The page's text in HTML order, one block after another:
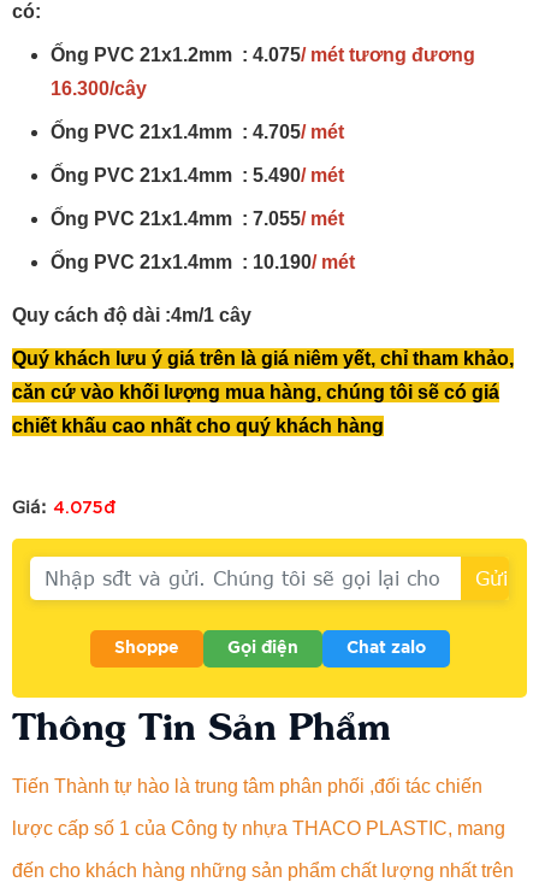
có:
Ống PVC 21x1.2mm : 4.075/ mét tương đương
16.300/cây
Ống PVC 21x1.4mm : 4.705/ mét
Ống PVC 21x1.4mm : 5.490/ mét
Ống PVC 21x1.4mm : 7.055/ mét
Ống PVC 21x1.4mm : 10.190/ mét
Quy cách độ dài :4m/1 cây
Quý khách lưu ý giá trên là giá niêm yết, chỉ tham khảo,
căn cứ vào khối lượng mua hàng, chúng tôi sẽ có giá
chiết khấu cao nhất cho quý khách hàng
Giá: 4.075đ
Shoppe Gọi điện Chat zalo
Thông Tin Sản Phẩm
Tiến Thành tự hào là trung tâm phân phối ,đối tác chiến
lược cấp số 1 của Công ty nhựa THACO PLASTIC, mang
đến cho khách hàng những sản phẩm chất lượng nhất trên